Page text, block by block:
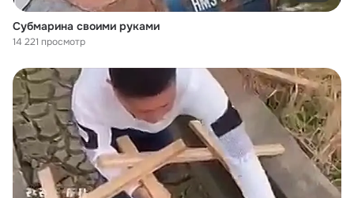
Субмарина своими руками
14 221 просмотр